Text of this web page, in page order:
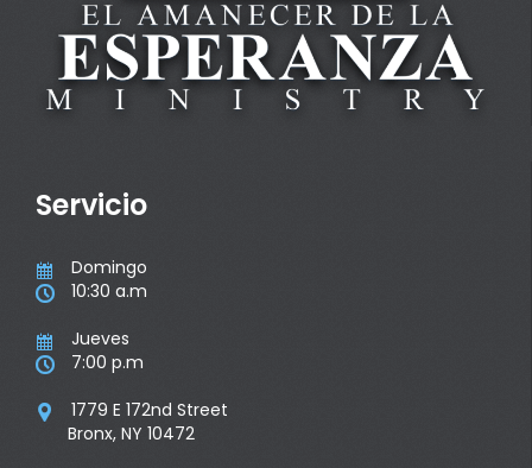
Servicio
 Domingo
 10:30 a.m
 Jueves
 7:00 p.m

1779 E 172nd Street
Bronx, NY 10472